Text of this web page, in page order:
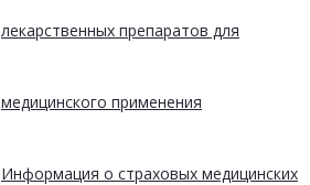
лекарственных препаратов для
медицинского применения
Информация о страховых медицинских